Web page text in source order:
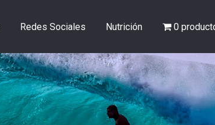
Redes Sociales Nutrición 0